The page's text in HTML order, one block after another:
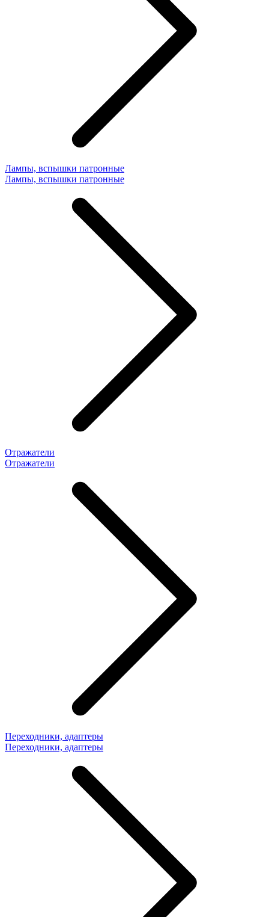
Лампы, вспышки патронные
Лампы, вспышки патронные
Отражатели
Отражатели
Переходники, адаптеры
Переходники, адаптеры